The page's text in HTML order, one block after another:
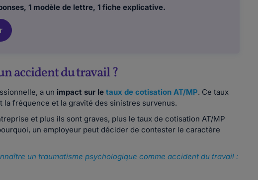
1 modèle de lettre, 1 fiche explicative.
accident du travail ?
a un impact sur letaux de cotisation AT/MP. Ce taux
fréquence et la gravité des sinistres survenus.
et plus ils sont graves, plus le taux de cotisation AT/MP
un employeur peut décider de contester le caractère
un traumatisme psychologique comme accident du travail :